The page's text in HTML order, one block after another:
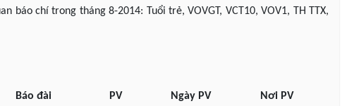
chí trong tháng 8-2014: Tuổi trẻ, VOVGT, VCT10, VOV1, TH TTX,
Báo đài PV Ngày PV Nơi PV